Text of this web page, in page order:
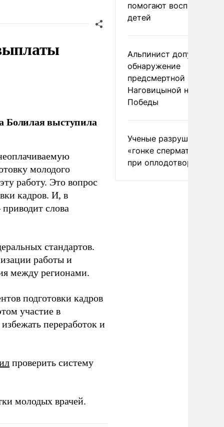
Болилая выступила
молодого
работу. Это вопрос
кадров. И, в
слова
стандартов.
работы и
между регионами.
подготовки кадров
участие в
переработок и
проверить систему
молодых врачей.
помогают воспитывать
детей
Альпинист допустил
обнаружение
предсмертной записки
Наговицыной на пике
Победы
Ученые разрушили миф
«гонке
при оплодотворении